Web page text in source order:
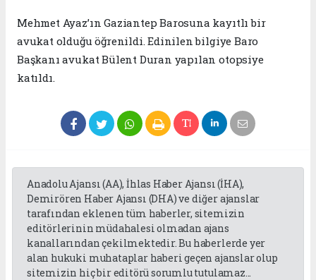
Mehmet Ayaz’ın Gaziantep Barosuna kayıtlı bir
avukat olduğu öğrenildi. Edinilen bilgiye Baro
Başkanı avukat Bülent Duran yapılan otopsiye
katıldı.
Anadolu Ajansı (AA), İhlas Haber Ajansı (İHA),
Demirören Haber Ajansı (DHA) ve diğer ajanslar
tarafından eklenen tüm haberler, sitemizin
editörlerinin müdahalesi olmadan ajans
kanallarından çekilmektedir. Bu haberlerde yer
alan hukuki muhataplar haberi geçen ajanslar olup
sitemizin hiç bir editörü sorumlu tutulamaz...